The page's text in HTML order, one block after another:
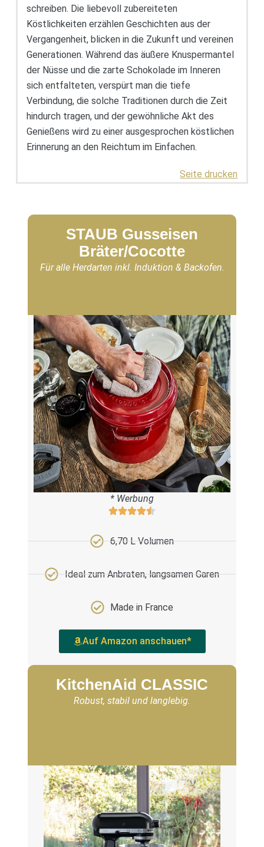
schreiben. Die liebevoll zubereiteten
Köstlichkeiten erzählen Geschichten aus der
Vergangenheit, blicken in die Zukunft und vereinen
Generationen. Während das äußere Knuspermantel
der Nüsse und die zarte Schokolade im Inneren
sich entfalteten, verspürt man die tiefe
Verbindung, die solche Traditionen durch die Zeit
hindurch tragen, und der gewöhnliche Akt des
Genießens wird zu einer ausgesprochen köstlichen
Erinnerung an den Reichtum im Einfachen.
Seite drucken
STAUB Gusseisen
Bräter/Cocotte
Für alle Herdarten inkl. Induktion & Backofen.
* Werbung
6,70 L Volumen
Ideal zum Anbraten, langsamen Garen
Made in France
Auf Amazon anschauen*
KitchenAid CLASSIC
Robust, stabil und langlebig.